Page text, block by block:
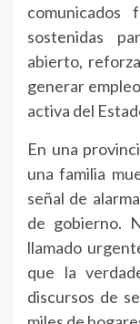
comunicados
sostenidas
abierto,
generar
activa del
En una
una familia
señal de
de gobierno.
llamado
que la
discursos de